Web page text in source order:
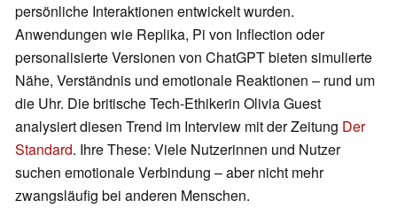
persönliche Interaktionen entwickelt wurden.
Anwendungen wie Replika, Pi von Inflection oder
personalisierte Versionen von ChatGPT bieten simulierte
Nähe, Verständnis und emotionale Reaktionen – rund um
die Uhr. Die britische Tech-Ethikerin Olivia Guest
analysiert diesen Trend im Interview mit der Zeitung Der
Standard. Ihre These: Viele Nutzerinnen und Nutzer
suchen emotionale Verbindung – aber nicht mehr
zwangsläufig bei anderen Menschen.